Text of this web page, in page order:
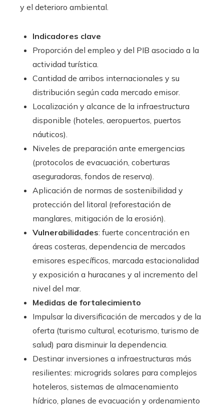
y el deterioro ambiental.
Indicadores clave
Proporción del empleo y del PIB asociado a la
actividad turística.
Cantidad de arribos internacionales y su
distribución según cada mercado emisor.
Localización y alcance de la infraestructura
disponible (hoteles, aeropuertos, puertos
náuticos).
Niveles de preparación ante emergencias
(protocolos de evacuación, coberturas
aseguradoras, fondos de reserva).
Aplicación de normas de sostenibilidad y
protección del litoral (reforestación de
manglares, mitigación de la erosión).
Vulnerabilidades: fuerte concentración en
áreas costeras, dependencia de mercados
emisores específicos, marcada estacionalidad
y exposición a huracanes y al incremento del
nivel del mar.
Medidas de fortalecimiento
Impulsar la diversificación de mercados y de la
oferta (turismo cultural, ecoturismo, turismo de
salud) para disminuir la dependencia.
Destinar inversiones a infraestructuras más
resilientes: microgrids solares para complejos
hoteleros, sistemas de almacenamiento
hídrico, planes de evacuación y ordenamiento